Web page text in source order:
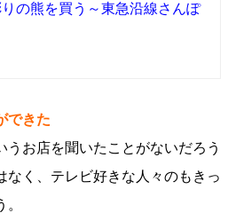
の熊を買う～東急沿線さんぽ
できた
うお店を聞いたことがないだろう
なく、テレビ好きな人々のもきっ